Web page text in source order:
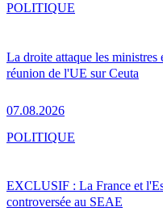
La droite attaque les ministres
réunion de l'UE sur Ceuta
07.08.2026
POLITIQUE
EXCLUSIF : La France et
controversée au SEAE
POLITIQUE